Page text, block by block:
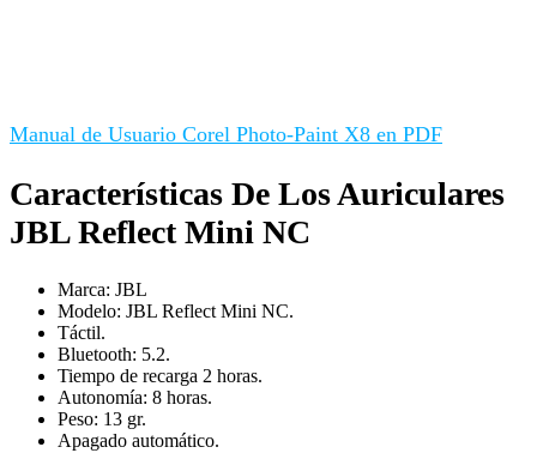
Manual de Usuario Corel Photo-Paint X8 en PDF
Características De Los Auriculares
JBL Reflect Mini NC
Marca: JBL
Modelo: JBL Reflect Mini NC.
Táctil.
Bluetooth: 5.2.
Tiempo de recarga 2 horas.
Autonomía: 8 horas.
Peso: 13 gr.
Apagado automático.